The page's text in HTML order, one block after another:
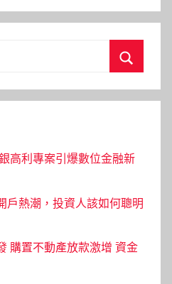
高利專案引爆數位金融新
戶熱潮，投資人該如何聰明
購置不動產放款激增 資金